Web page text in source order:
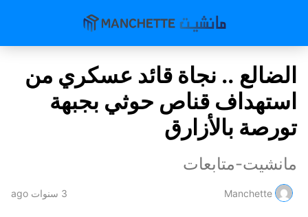
الضالع .. نجاة قائد عسكري من
استهداف قناص حوثي بجبهة
تورصة بالأزارق
مانشيت-متابعات
Manchette 3 سنوات ago